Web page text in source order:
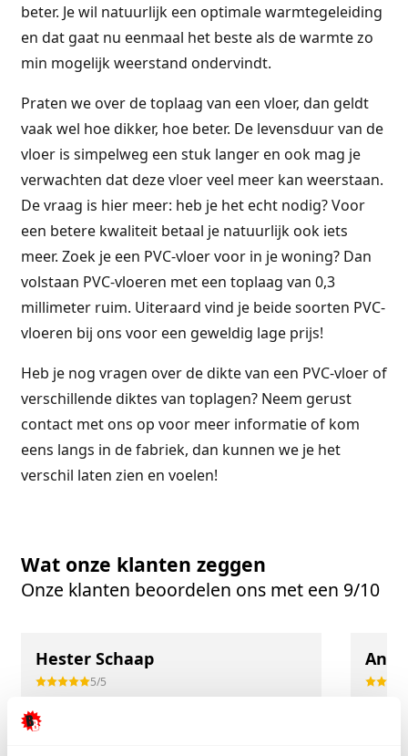
beter. Je wil natuurlijk een optimale warmtegeleiding
en dat gaat nu eenmaal het beste als de warmte zo
min mogelijk weerstand ondervindt.
Praten we over de toplaag van een vloer, dan geldt
vaak wel hoe dikker, hoe beter. De levensduur van de
vloer is simpelweg een stuk langer en ook mag je
verwachten dat deze vloer veel meer kan weerstaan.
De vraag is hier meer: heb je het echt nodig? Voor
een betere kwaliteit betaal je natuurlijk ook iets
meer. Zoek je een PVC-vloer voor in je woning? Dan
volstaan PVC-vloeren met een toplaag van 0,3
millimeter ruim. Uiteraard vind je beide soorten PVC-
vloeren bij ons voor een geweldig lage prijs!
Heb je nog vragen over de dikte van een PVC-vloer of
verschillende diktes van toplagen? Neem gerust
contact met ons op voor meer informatie of kom
eens langs in de fabriek, dan kunnen we je het
verschil laten zien en voelen!
Wat onze klanten zeggen
Onze klanten beoordelen ons met een 9/10
Hester Schaap
5/5
Top geholpen en voor een mooie prijs alles